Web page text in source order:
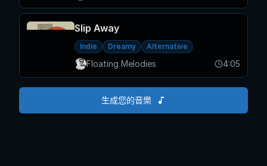
Slip Away
Indie Dreamy Alternative
Floating Melodies 4:05
生成您的音樂